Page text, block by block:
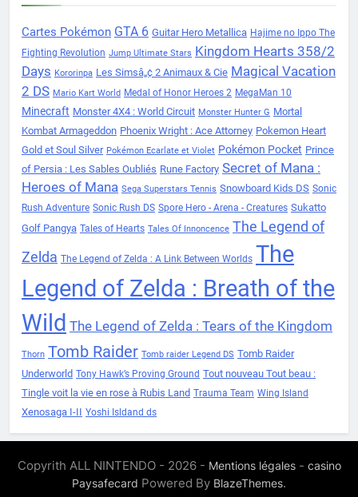
Cartes Pokémon GTA 6 Guitar Hero Metallica Hajime no Ippo The
Fighting Revolution Jump Ultimate Stars Kingdom Hearts 358/2
Days Kororinpa Les Simsâ„¢ 2 Animaux & Cie Magical Vacation
2 DS Mario Kart World Medal of Honor Heroes 2 MegaMan 10
Minecraft Monster 4X4 : World Circuit Monster Hunter G Mortal
Kombat Armageddon Phoenix Wright : Ace Attorney Pokemon Heart
Gold et Soul Silver Pokémon Ecarlate et Violet Pokémon Pocket Prince
of Persia : Les Sables Oubliés Rune Factory Secret of Mana :
Heroes of Mana Sega Superstars Tennis Snowboard Kids DS Sonic
Rush Adventure Sonic Rush DS Spore Hero - Arena - Creatures Sukatto
Golf Pangya Tales of Hearts Tales Of Innoncence The Legend of
Zelda The Legend of Zelda : A Link Between Worlds The
Legend of Zelda : Breath of the
Wild The Legend of Zelda : Tears of the Kingdom
Thorn Tomb Raider Tomb raider Legend DS Tomb Raider
Underworld Tony Hawk’s Proving Ground Tout nouveau Tout beau :
Tingle voit la vie en rose à Rubis Land Trauma Team Wing Island
Xenosaga I-II Yoshi Isldand ds
Copyrith ALL NINTENDO - 2026 - Mentions légales- casino
Paysafecard Powered By BlazeThemes.